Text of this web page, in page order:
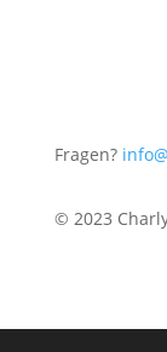
Fragen?
© 2023